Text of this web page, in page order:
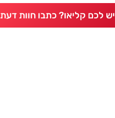
יש לכם קליאו? כתבו חוות דעת